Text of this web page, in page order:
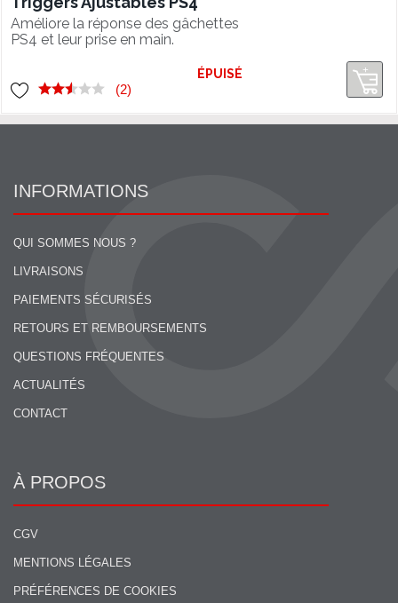
Améliore la réponse des gâchettes
PS4 et leur prise en main.
(2)
ÉPUISÉ
INFORMATIONS
QUI SOMMES NOUS ?
LIVRAISONS
PAIEMENTS SÉCURISÉS
RETOURS ET REMBOURSEMENTS
QUESTIONS FRÉQUENTES
ACTUALITÉS
CONTACT
À PROPOS
CGV
MENTIONS LÉGALES
PRÉFÉRENCES DE COOKIES